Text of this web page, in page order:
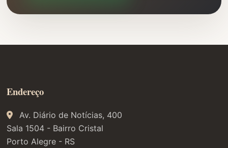
Endereço
Av. Diário de Notícias, 400
Sala 1504 - Bairro Cristal
Porto Alegre - RS